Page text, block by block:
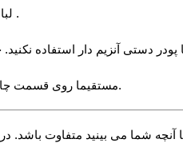
√ لباسها را پشت و رو کنید و سپس داخل ماشین بیاندازید خصوصا لباسهای چاپ دار .
√ مستقیما روی قسمت چاپ دار، اتوکشی نکنید. برای اتوکشی قسمت چاپ دار ، لباس را از پشت اتو کنید.